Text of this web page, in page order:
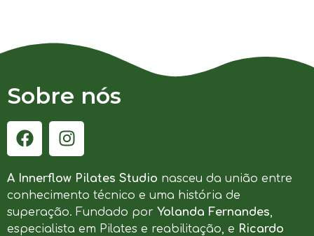
Sobre nós
A Innerflow Pilates Studio nasceu da união entre
conhecimento técnico e uma história de
superação. Fundado por Yolanda Fernandes,
especialista em Pilates e reabilitação, e Ricardo